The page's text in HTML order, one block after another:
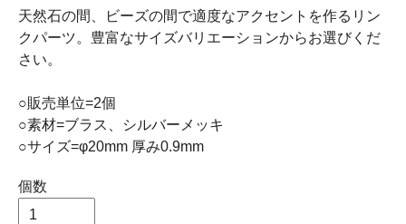
天然石の間、ビーズの間で適度なアクセントを作るリン
クパーツ。豊富なサイズバリエーションからお選びくだ
さい。
○販売単位=2個
○素材=ブラス、シルバーメッキ
○サイズ=φ20mm 厚み0.9mm
個数